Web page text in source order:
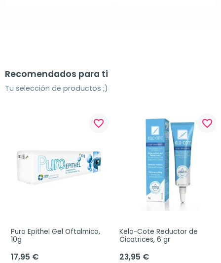
Recomendados para ti
Tu selección de productos ;)
favorite_border
Puro Epithel Gel Oftalmico,
10g
17,95 €
favorite_border
Kelo-Cote Reductor de
Cicatrices, 6 gr
23,95 €